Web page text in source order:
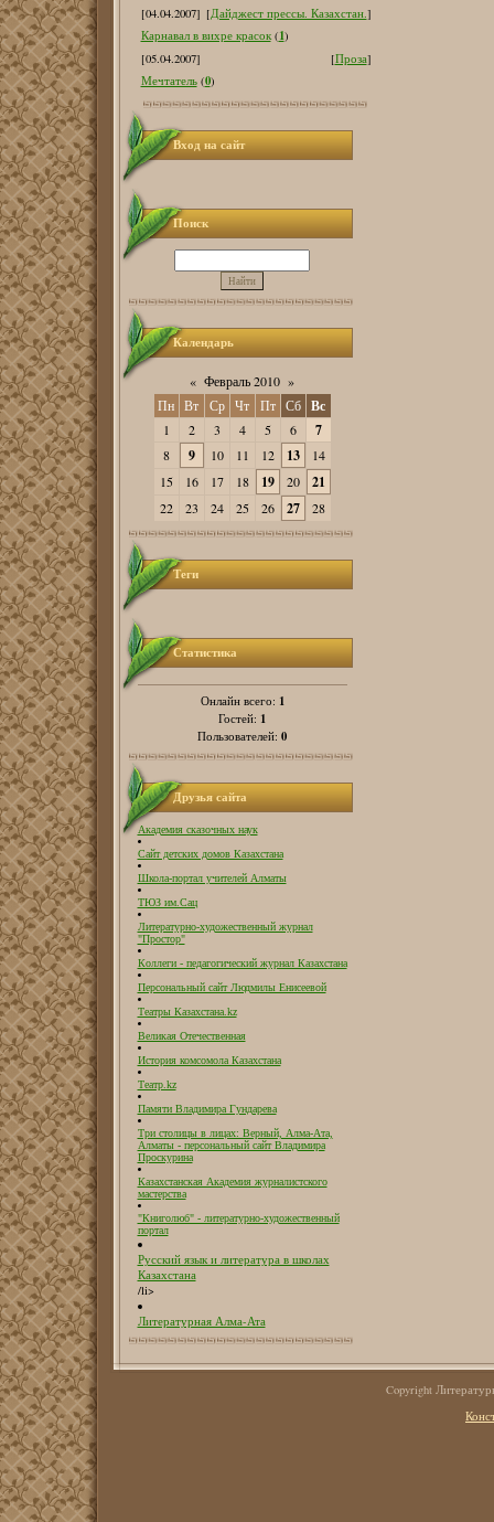
[04.04.2007] [Дайджест прессы. Казахстан.]
Карнавал в вихре красок (1)
[05.04.2007]
[Проза]
Мечтатель (0)
Вход на сайт
Поиск
Календарь
« Февраль 2010 »
Пн Вт Ср Чт Пт Сб Вс
1 2 3 4 5 6 7
8 9 10 11 12 13
14
15
16 17 18 19 20 21
22 23 24 25 26 27 28
Теги
Статистика
Онлайн всего: 1
Гостей: 1
Пользователей: 0
Друзья сайта
Академия сказочных наук
Сайт детских домов Казахстана
Школа-портал учителей Алматы
ТЮЗ им.Сац
Литературно-художественный журнал
"Простор"
Коллеги - педагогический журнал Казахстана
Персональный сайт Людмилы Енисеевой
Театры Казахстана.kz
Великая Отечественная
История комсомола Казахстана
Театр.kz
Памяти Владимира Гундарева
Три столицы в лицах: Верный, Алма-Ата,
Алматы - персональный сайт Владимира
Проскурина
Казахстанская Академия журналистского
мастерства
"Книголюб" - литературно-художественный
портал
Русский язык и литература в школах
Казахстана
/li>
Литературная Алма-Ата
Copyright